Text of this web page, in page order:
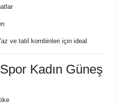
ve tatil kombinleri için ideal
Kadın Güneş